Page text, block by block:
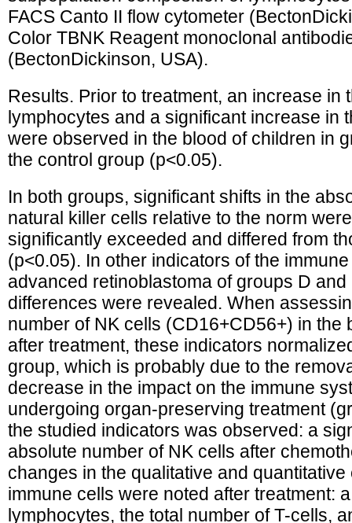
FACS Canto II flow cytometer
Color TBNK Reagent monoclonal
(BectonDickinson, USA).
Results. Prior to treatment, an increase in
lymphocytes and a significant increase in
were observed in the blood of children in
the control group (p<0.05).
In both groups, significant shifts in the
natural killer cells relative to the norm
significantly exceeded and differed from
(p<0.05). In other indicators of the
advanced retinoblastoma of groups D
differences were revealed. When
number of NK cells (CD16+CD56+) in the
after treatment, these indicators
group, which is probably due to the
decrease in the impact on the immune
undergoing organ-preserving treatment
the studied indicators was observed: a
absolute number of NK cells after
changes in the qualitative and
immune cells were noted after treatment:
lymphocytes, the total number of T-cells,